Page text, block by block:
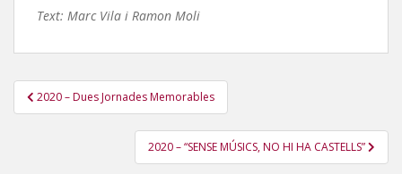
Text: Marc Vila i Ramon Moli
Navegació
d'entrades
2020 – Dues Jornades Memorables
2020 – “SENSE MÚSICS, NO HI HA CASTELLS”